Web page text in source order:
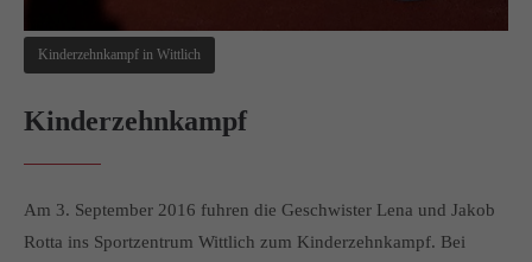
Kinderzehnkampf in Wittlich
Kinderzehnkampf
Am 3. September 2016 fuhren die Geschwister Lena und Jakob
Rotta ins Sportzentrum Wittlich zum Kinderzehnkampf. Bei